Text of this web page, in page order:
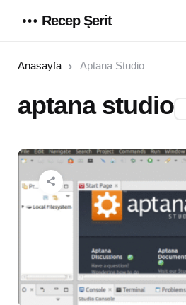
Recep Şerit
Anasayfa Aptana Studio
aptana studio